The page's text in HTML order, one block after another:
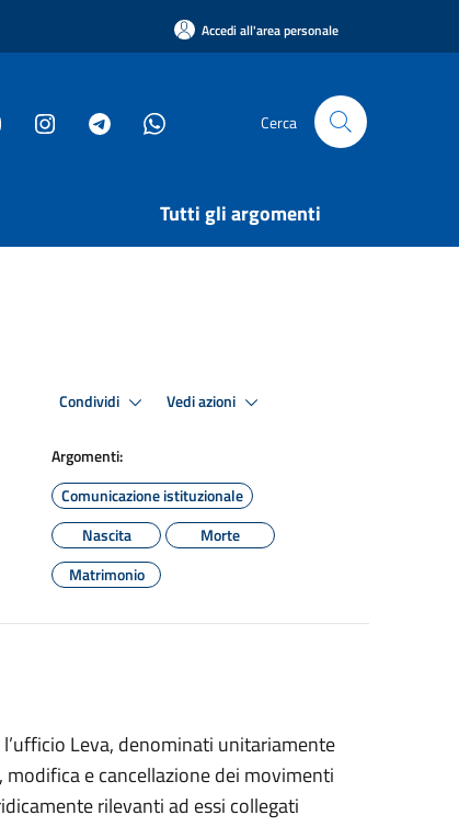
Accedi all'area personale
Cerca
Tutti gli argomenti
Condividi Vedi azioni
Argomenti:
Comunicazione istituzionale
Nascita
Morte
Matrimonio
Leva, denominati unitariamente
modifica e cancellazione dei movimenti
rilevanti ad essi collegati